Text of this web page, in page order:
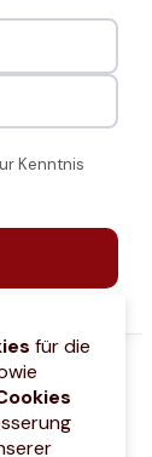
Kenntnis
für die